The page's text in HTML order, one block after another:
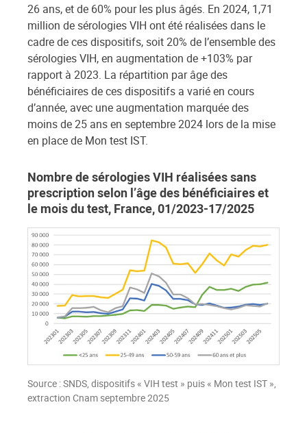
26 ans, et de 60% pour les plus âgés. En 2024, 1,71
million de sérologies VIH ont été réalisées dans le
cadre de ces dispositifs, soit 20% de l’ensemble des
sérologies VIH, en augmentation de +103% par
rapport à 2023. La répartition par âge des
bénéficiaires de ces dispositifs a varié en cours
d’année, avec une augmentation marquée des
moins de 25 ans en septembre 2024 lors de la mise
en place de Mon test IST.
Nombre de sérologies VIH réalisées sans
prescription selon l’âge des bénéficiaires et
le mois du test, France, 01/2023-17/2025
Source : SNDS, dispositifs « VIH test » puis « Mon test IST »,
extraction Cnam septembre 2025